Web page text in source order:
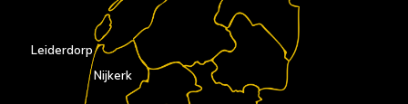
Nijkerk
Leiderdorp